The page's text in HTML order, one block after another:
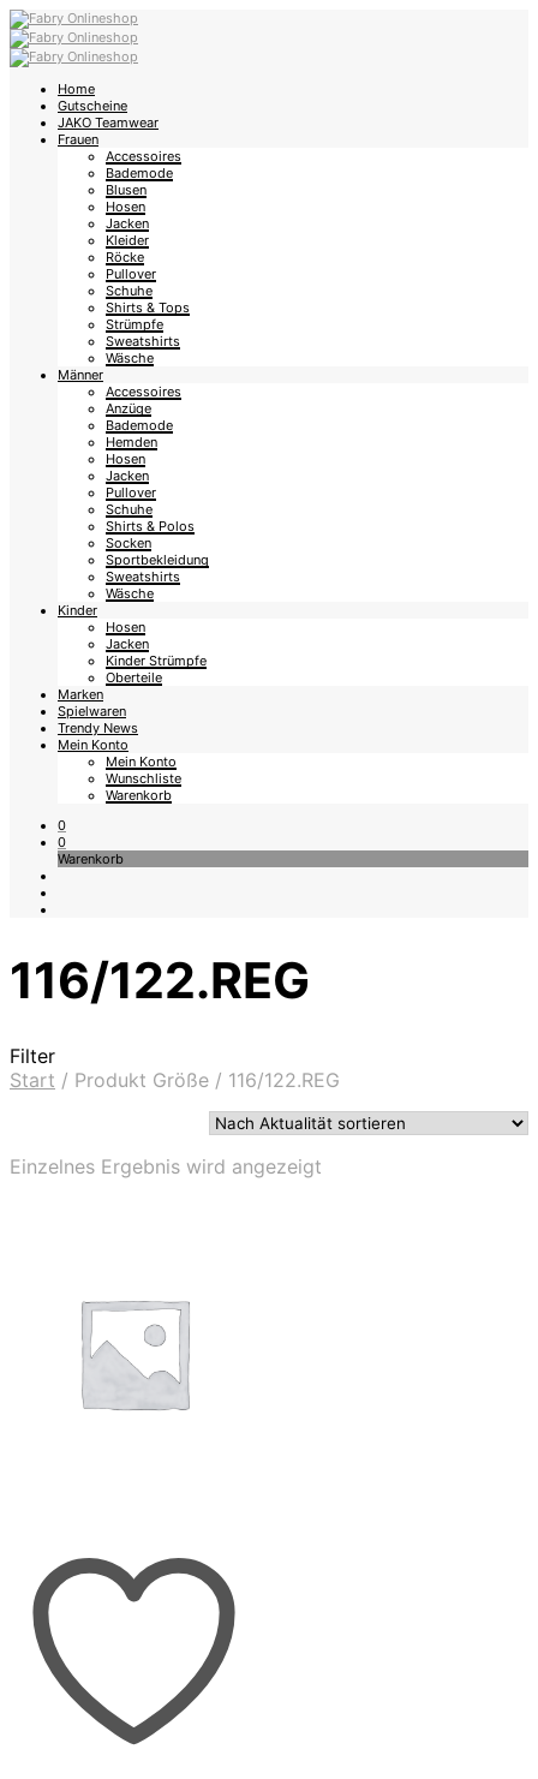
Home
Gutscheine
JAKO Teamwear
Frauen
Accessoires
Bademode
Blusen
Hosen
Jacken
Kleider
Röcke
Pullover
Schuhe
Shirts & Tops
Strümpfe
Sweatshirts
Wäsche
Männer
Accessoires
Anzüge
Bademode
Hemden
Hosen
Jacken
Pullover
Schuhe
Shirts & Polos
Socken
Sportbekleidung
Sweatshirts
Wäsche
Kinder
Hosen
Jacken
Kinder Strümpfe
Oberteile
Marken
Spielwaren
Trendy News
Mein Konto
Mein Konto
Wunschliste
Warenkorb
0
0
Warenkorb
116/122.REG
Filter
Start / Produkt Größe / 116/122.REG
Einzelnes Ergebnis wird angezeigt